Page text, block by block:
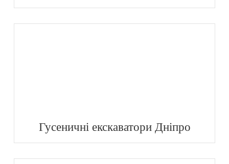
Гусеничні екскаватори Дніпро